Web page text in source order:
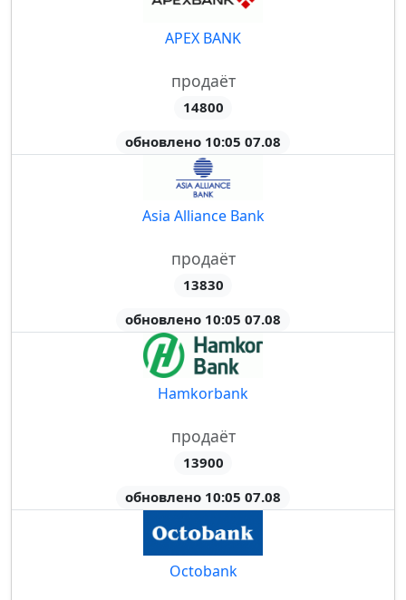
APEX BANK
продаёт
14800
обновлено 10:05 07.08
Asia Alliance Bank
продаёт
13830
обновлено 10:05 07.08
Hamkorbank
продаёт
13900
обновлено 10:05 07.08
Octobank